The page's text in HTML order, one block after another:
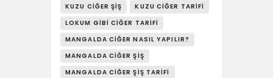
KUZU CIĞER ŞIŞ
KUZU CIĞER TARIFI
LOKUM GIBI CIĞER TARIFI
MANGALDA CIĞER NASIL YAPILIR?
MANGALDA CIĞER ŞIŞ
MANGALDA CIĞER ŞIŞ TARIFI